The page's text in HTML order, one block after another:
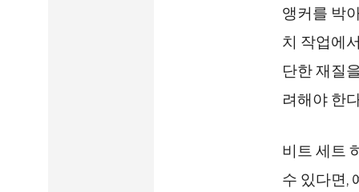
앵커를 박
치 작업에
단한 재질
려해야 한
비트 세트
수 있다면,